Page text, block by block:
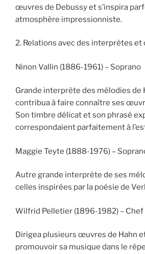
œuvres de Debussy et s’inspira
atmosphère impressionniste.
2. Relations avec des interprètes et
Ninon Vallin (1886-1961) – Soprano
Grande interprète des mélodies de
contribua à faire connaître ses
Son timbre délicat et son phrasé
correspondaient parfaitement à
Maggie Teyte (1888-1976) –
Autre grande interprète de ses
celles inspirées par la poésie de
Wilfrid Pelletier (1896-1982) – Chef
Dirigea plusieurs œuvres de Hahn
promouvoir sa musique dans le